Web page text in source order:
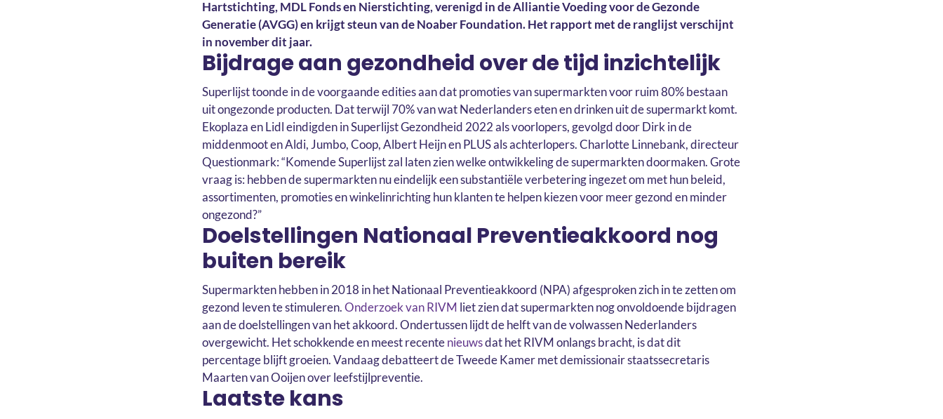
Hartstichting, MDL Fonds en Nierstichting, verenigd in de Alliantie Voeding voor de Gezonde
Generatie (AVGG) en krijgt steun van de Noaber Foundation. Het rapport met de ranglijst verschijnt
in november dit jaar.
Bijdrage aan gezondheid over de tijd inzichtelijk
Superlijst toonde in de voorgaande edities aan dat promoties van supermarkten voor ruim 80% bestaan
uit ongezonde producten. Dat terwijl 70% van wat Nederlanders eten en drinken uit de supermarkt komt.
Ekoplaza en Lidl eindigden in Superlijst Gezondheid 2022 als voorlopers, gevolgd door Dirk in de
middenmoot en Aldi, Jumbo, Coop, Albert Heijn en PLUS als achterlopers. Charlotte Linnebank, directeur
Questionmark: “Komende Superlijst zal laten zien welke ontwikkeling de supermarkten doormaken. Grote
vraag is: hebben de supermarkten nu eindelijk een substantiële verbetering ingezet om met hun beleid,
assortimenten, promoties en winkelinrichting hun klanten te helpen kiezen voor meer gezond en minder
ongezond?”
Doelstellingen Nationaal Preventieakkoord nog
buiten bereik
Supermarkten hebben in 2018 in het Nationaal Preventieakkoord (NPA) afgesproken zich in te zetten om
gezond leven te stimuleren.Onderzoek van RIVM liet zien dat supermarkten nog onvoldoende bijdragen
aan de doelstellingen van het akkoord. Ondertussen lijdt de helft van de volwassen Nederlanders
overgewicht. Het schokkende en meest recentenieuwsdat het RIVM onlangs bracht, is dat dit
percentage blijft groeien. Vandaag debatteert de Tweede Kamer met demissionair staatssecretaris
Maarten van Ooijen over leefstijlpreventie.
Laatste kans